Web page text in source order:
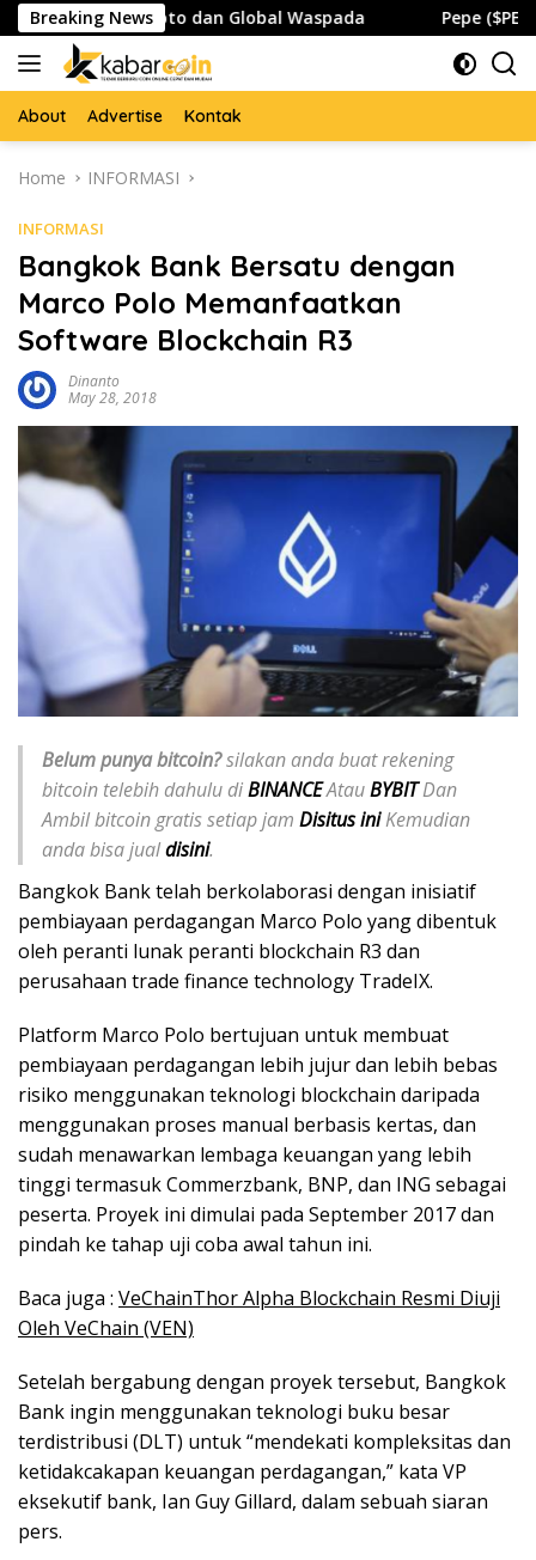
Skip
to
content
Breaking News
Kripto dan Global Waspada Pepe ($PEPE)
About Advertise Kontak
Home INFORMASI
INFORMASI
Bangkok Bank Bersatu dengan
Marco Polo Memanfaatkan
Software Blockchain R3
Dinanto
May 28, 2018
Belum punya bitcoin?silakan anda buat rekening
bitcoin telebih dahulu diBINANCEAtauBYBITDan
Ambil bitcoin gratis setiap jam Disitus iniKemudian
anda bisa jualdisini.
Bangkok Bank telah berkolaborasi dengan inisiatif
pembiayaan perdagangan Marco Polo yang dibentuk
oleh peranti lunak peranti blockchain R3 dan
perusahaan trade finance technology TradeIX.
Platform Marco Polo bertujuan untuk membuat
pembiayaan perdagangan lebih jujur ​​dan lebih bebas
risiko menggunakan teknologi blockchain daripada
menggunakan proses manual berbasis kertas, dan
sudah menawarkan lembaga keuangan yang lebih
tinggi termasuk Commerzbank, BNP, dan ING sebagai
peserta. Proyek ini dimulai pada September 2017 dan
pindah ke tahap uji coba awal tahun ini.
Baca juga : VeChainThor Alpha Blockchain Resmi Diuji
Oleh VeChain (VEN)
Setelah bergabung dengan proyek tersebut, Bangkok
Bank ingin menggunakan teknologi buku besar
terdistribusi (DLT) untuk “mendekati kompleksitas dan
ketidakcakapan keuangan perdagangan,” kata VP
eksekutif bank, Ian Guy Gillard, dalam sebuah siaran
pers.